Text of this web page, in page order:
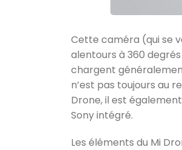
Cette caméra (qui se
alentours à 360
chargent
n’est pas toujours au
Drone, il est
Sony intégré.
Les éléments du Mi